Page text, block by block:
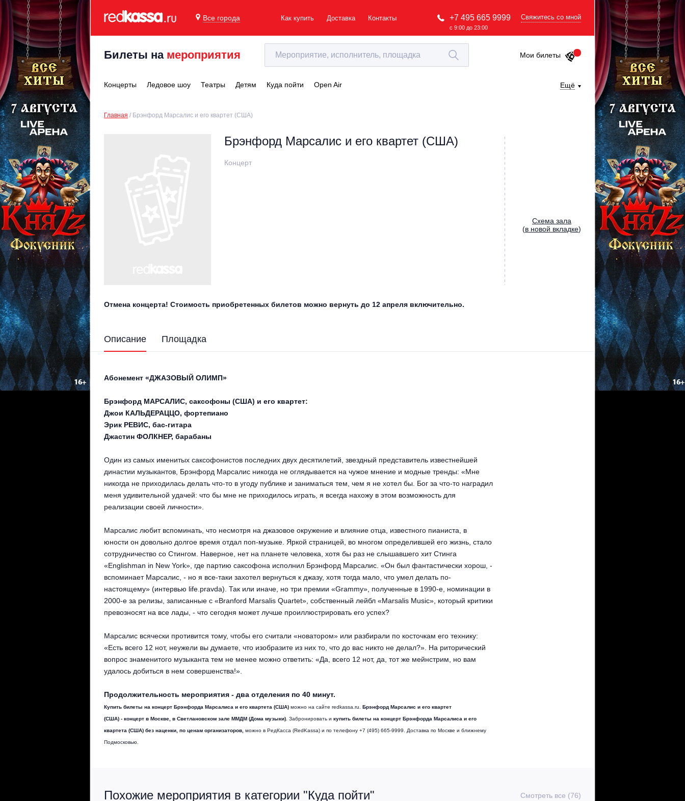
Все города Как купить Доставка Контакты +7 495 665 9999
с 9:00 до 23:00
Свяжитесь со мной
Билеты на мероприятия Мои билеты
Концерты Ледовое шоу Театры Детям Куда пойти Open Air Ещё
Главная Брэнфорд Марсалис и его квартет (США)
Брэнфорд Марсалис и его квартет (США)
Концерт
Cхема зала
(в новой вкладке)
Отмена концерта! Стоимость приобретенных билетов можно вернуть до 12 апреля включительно.
Описание Площадка
Абонемент «ДЖАЗОВЫЙ ОЛИМП»
Брэнфорд МАРСАЛИС, саксофоны (США) и его квартет:
Джои КАЛЬДЕРАЦЦО, фортепиано
Эрик РЕВИС, бас-гитара
Джастин ФОЛКНЕР, барабаны
Один из самых именитых саксофонистов последних двух десятилетий, звездный представитель известнейшей
династии музыкантов, Брэнфорд Марсалис никогда не оглядывается на чужое мнение и модные тренды: «Мне
никогда не приходилась делать что-то в угоду публике и заниматься тем, чем я не хотел бы. Бог за что-то наградил
меня удивительной удачей: что бы мне не приходилось играть, я всегда нахожу в этом возможность для
реализации своей личности».
Марсалис любит вспоминать, что несмотря на джазовое окружение и влияние отца, известного пианиста, в
юности он довольно долгое время отдал поп-музыке. Яркой страницей, во многом определившей его жизнь, стало
сотрудничество со Стингом. Наверное, нет на планете человека, хотя бы раз не слышавшего хит Стинга
«Englishman in New York», где партию саксофона исполнил Брэнфорд Марсалис. «Он был фантастически хорош, -
вспоминает Марсалис, - но я все-таки захотел вернуться к джазу, хотя тогда мало, что умел делать по-
настоящему» (интервью life.pravda). Так или иначе, но три премии «Grammy», полученные в 1990-е, номинации в
2000-е за релизы, записанные с «Branford Marsalis Quartet», собственный лейбл «Marsalis Music», который критики
превозносят на все лады, - что сегодня может лучше проиллюстрировать его успех?
Марсалис всячески противится тому, чтобы его считали «новатором» или разбирали по косточкам его технику:
«Есть всего 12 нот, неужели вы думаете, что изобразите из них то, что до вас никто не делал?». На риторический
вопрос знаменитого музыканта тем не менее можно ответить: «Да, всего 12 нот, да, тот же мейнстрим, но вам
удалось добиться в нем совершенства!».
Продолжительность мероприятия - два отделения по 40 минут.
Купить билеты на концерт Брэнфорда Марсалиса и его квартета (США) можно на сайте redkassa.ru. Брэнфорд Марсалис и его квартет
(США) - концерт в Москве, в Светлановском зале ММДМ (Дома музыки) . Забронировать и купить билеты на концерт Брэнфорда Марсалиса и его
квартета (США) без наценки, по ценам организаторов, можно в РедКасса (RedKassa) и по телефону +7 (495) 665-9999. Доставка по Москве и ближнему
Подмосковью.
Похожие мероприятия в категории "Куда пойти" Смотреть все (76)